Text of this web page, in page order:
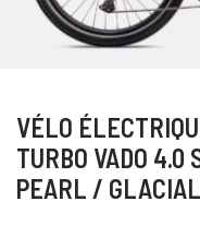
VÉLO
TURBO VADO 4.0
PEARL /